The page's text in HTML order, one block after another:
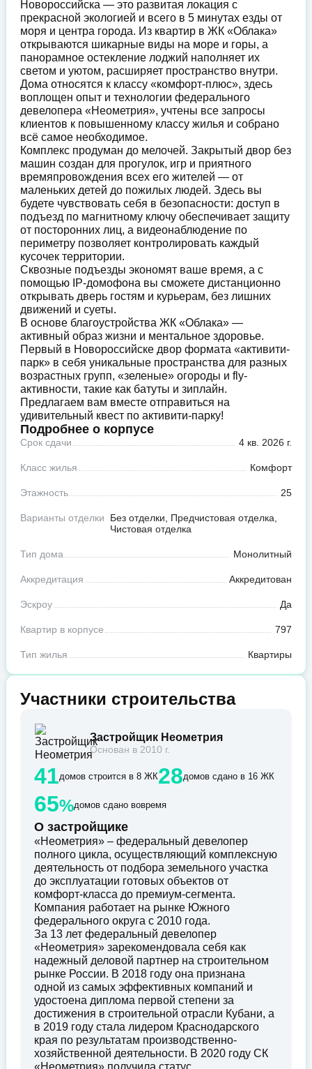
Новороссийска — это развитая локация с
прекрасной экологией и всего в 5 минутах езды от
моря и центра города. Из квартир в ЖК «Облака»
открываются шикарные виды на море и горы, а
панорамное остекление лоджий наполняет их
светом и уютом, расширяет пространство внутри.
Дома относятся к классу «комфорт-плюс», здесь
воплощен опыт и технологии федерального
девелопера «Неометрия», учтены все запросы
клиентов к повышенному классу жилья и собрано
всё самое необходимое.
Комплекс продуман до мелочей. Закрытый двор без
машин создан для прогулок, игр и приятного
времяпровождения всех его жителей — от
маленьких детей до пожилых людей. Здесь вы
будете чувствовать себя в безопасности: доступ в
подъезд по магнитному ключу обеспечивает защиту
от посторонних лиц, а видеонаблюдение по
периметру позволяет контролировать каждый
кусочек территории.
Сквозные подъезды экономят ваше время, а с
помощью IP-домофона вы сможете дистанционно
открывать дверь гостям и курьерам, без лишних
движений и суеты.
В основе благоустройства ЖК «Облака» —
активный образ жизни и ментальное здоровье.
Первый в Новороссийске двор формата «активити-
парк» в себя уникальные пространства для разных
возрастных групп, «зеленые» огороды и fly-
активности, такие как батуты и зиплайн.
Предлагаем вам вместе отправиться на
удивительный квест по активити-парку!
Подробнее о корпусе
Срок сдачи 4 кв. 2026 г.
Класс жилья Комфорт
Этажность 25
Варианты отделки
Без отделки, Предчистовая отделка,
Чистовая отделка
Тип дома Монолитный
Аккредитация Аккредитован
Эскроу Да
Квартир в корпусе 797
Тип жилья Квартиры
Участники строительства
Застройщик Неометрия
Основан в 2010 г.
41домов строится в 8 ЖК28домов сдано в 16 ЖК
65%домов сдано вовремя
О застройщике
«Неометрия» – федеральный девелопер
полного цикла, осуществляющий комплексную
деятельность от подбора земельного участка
до эксплуатации готовых объектов от
комфорт-класса до премиум-сегмента.
Компания работает на рынке Южного
федерального округа с 2010 года.
За 13 лет федеральный девелопер
«Неометрия» зарекомендовала себя как
надежный деловой партнер на строительном
рынке России. В 2018 году она признана
одной из самых эффективных компаний и
удостоена диплома первой степени за
достижения в строительной отрасли Кубани, а
в 2019 году стала лидером Краснодарского
края по результатам производственно-
хозяйственной деятельности. В 2020 году СК
«Неометрия» получила статус